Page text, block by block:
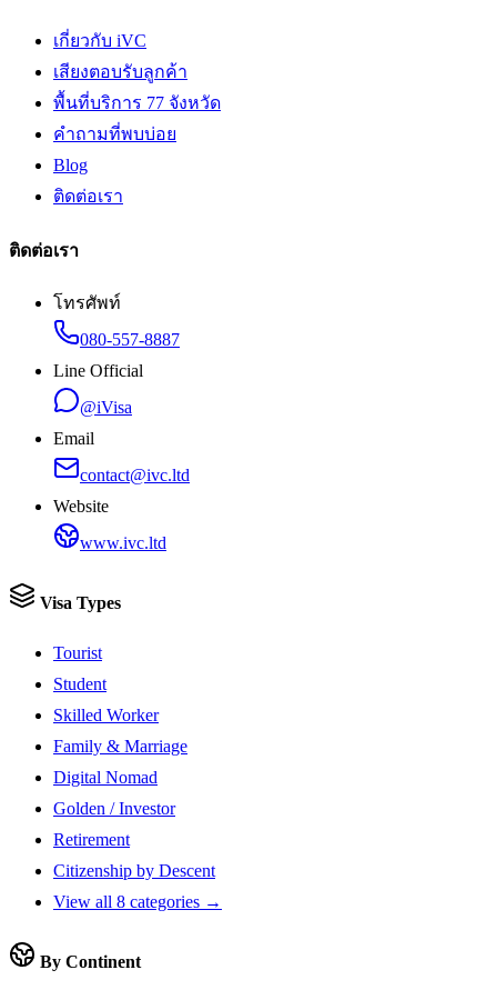
เกี่ยวกับ iVC
เสียงตอบรับลูกค้า
พื้นที่บริการ 77 จังหวัด
คำถามที่พบบ่อย
Blog
ติดต่อเรา
ติดต่อเรา
โทรศัพท์
080-557-8887
Line Official
@iVisa
Email
contact@ivc.ltd
Website
www.ivc.ltd
Visa Types
Tourist
Student
Skilled Worker
Family & Marriage
Digital Nomad
Golden / Investor
Retirement
Citizenship by Descent
View all 8 categories →
By Continent